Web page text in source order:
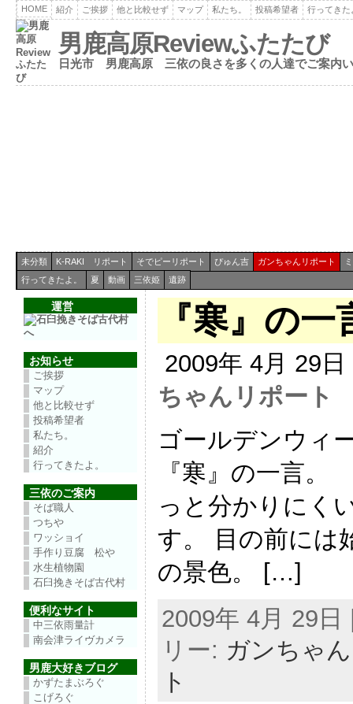
HOME 紹介 ご挨拶 他と比較せず マップ 私たち。 投稿希望者 行ってきた
男鹿高原Reviewふたたび
日光市 男鹿高原 三依の良さを多くの人達でご案内
未分類 K-RAKI リポート そでピーリポート ぴゅん吉 ガンちゃんリポート
行ってきたよ。
夏 動画 三依姫 遺跡
運営
お知らせ
ご挨拶
マップ
他と比較せず
投稿希望者
私たち。
紹介
行ってきたよ。
三依のご案内
そば職人
つちや
ワッショイ
手作り豆腐 松や
水生植物園
石臼挽きそば古代村
便利なサイト
中三依雨量計
南会津ライヴカメラ
男鹿大好きブログ
かずたまぶろぐ
こげろぐ
『寒』の一
2009年 4月 29
ちゃんリポート
ゴールデンウィ
『寒』の一言
っと分かりにく
す。 目の前には
の景色。 […]
2009年 4月 29
リー: ガンちゃ
ト